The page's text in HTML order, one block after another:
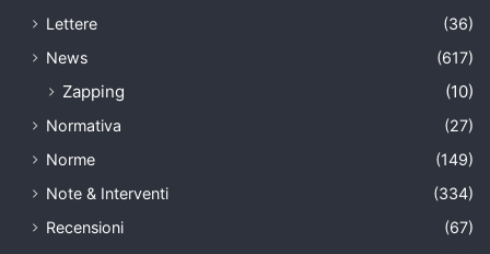
Lettere
(36)
News
(617)
Zapping (10)
Normativa
(27)
Norme
(149)
Note & Interventi
(334)
Recensioni
(67)